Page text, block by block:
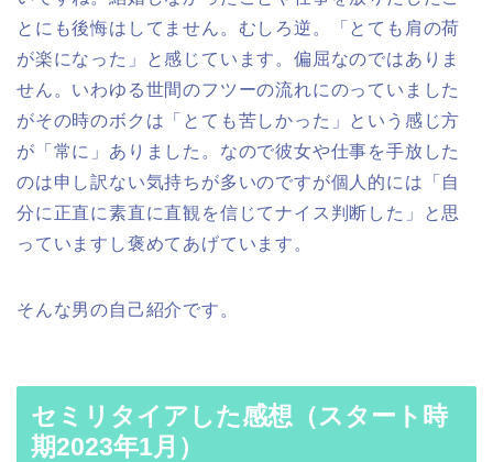
とにも後悔はしてません。むしろ逆。「とても肩の荷
が楽になった」と感じています。偏屈なのではありま
せん。いわゆる世間のフツーの流れにのっていました
がその時のボクは「とても苦しかった」という感じ方
が「常に」ありました。なので彼女や仕事を手放した
のは申し訳ない気持ちが多いのですが個人的には「自
分に正直に素直に直観を信じてナイス判断した」と思
っていますし褒めてあげています。
そんな男の自己紹介です。
セミリタイアした感想（スタート時
期2023年1月）